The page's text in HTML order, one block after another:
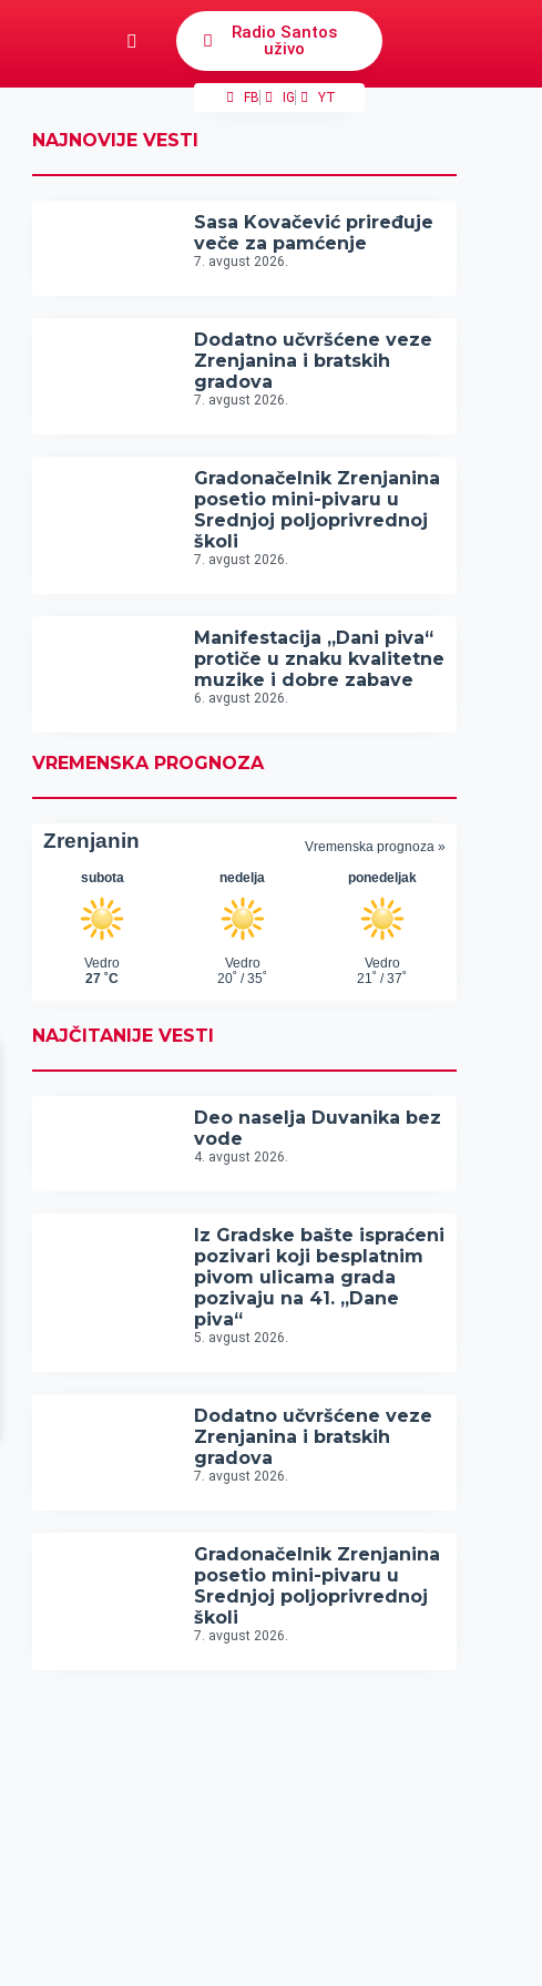
Radio Santos
uživo
FB IG YT
NAJNOVIJE VESTI
Sasa Kovačević priređuje
veče za pamćenje
7. avgust 2026.
Dodatno učvršćene veze
Zrenjanina i bratskih
gradova
7. avgust 2026.
Gradonačelnik Zrenjanina
posetio mini-pivaru u
Srednjoj poljoprivrednoj
školi
7. avgust 2026.
Manifestacija „Dani piva“
protiče u znaku kvalitetne
muzike i dobre zabave
6. avgust 2026.
VREMENSKA PROGNOZA
NAJČITANIJE VESTI
Deo naselja Duvanika bez
vode
4. avgust 2026.
Iz Gradske bašte ispraćeni
pozivari koji besplatnim
pivom ulicama grada
pozivaju na 41. „Dane
piva“
5. avgust 2026.
Dodatno učvršćene veze
Zrenjanina i bratskih
gradova
7. avgust 2026.
Gradonačelnik Zrenjanina
posetio mini-pivaru u
Srednjoj poljoprivrednoj
školi
7. avgust 2026.